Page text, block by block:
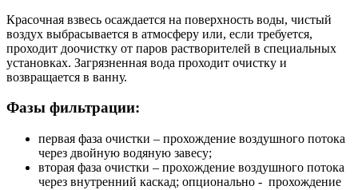
Красочная взвесь осаждается на поверхность воды, чистый
воздух выбрасывается в атмосферу или, если требуется,
проходит доочистку от паров растворителей в специальных
установках. Загрязненная вода проходит очистку и
возвращается в ванну.
Фазы фильтрации:
первая фаза очистки – прохождение воздушного потока
через двойную водяную завесу;
вторая фаза очистки – прохождение воздушного потока
через внутренний каскад; опционально - прохождение